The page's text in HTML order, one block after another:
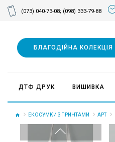
(073) 040-73-08; (098) 333-79-88
БЛАГОДІЙНА КОЛЕКЦІЯ
ДТФ ДРУК ВИШИВКА
ЕКОСУМКИ З ПРИНТАМИ АРТ